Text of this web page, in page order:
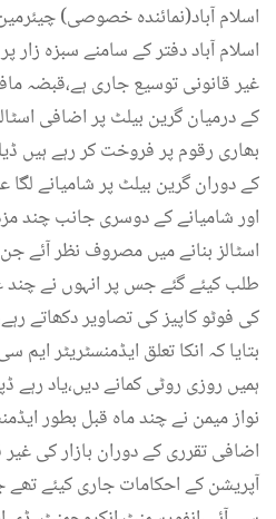
اسلام آباد(نمائندہ خصوصی)
اسلام آباد دفتر کے سامنے سبزہ زار
غیر قانونی توسیع جاری ہے،قبضہ
کے درمیان گرین بیلٹ پر اضافی
بھاری رقوم پر فروخت کر رہے ہیں
کے دوران گرین بیلٹ پر شامیانے لگا
اور شامیانے کے دوسری جانب چند
اسٹالز بنانے میں مصروف نظر آئے
طلب کیئے گئے جس پر انہوں نے
کی فوٹو کاپیز کی تصاویر دکھاتے
بتایا کہ انکا تعلق ایڈمنسٹریٹر
ہمیں روزی روٹی کمانے دیں،یاد رہے
نواز میمن نے چند ماہ قبل بطور
اضافی تقرری کے دوران بازار کی
آپریشن کے احکامات جاری کیئے